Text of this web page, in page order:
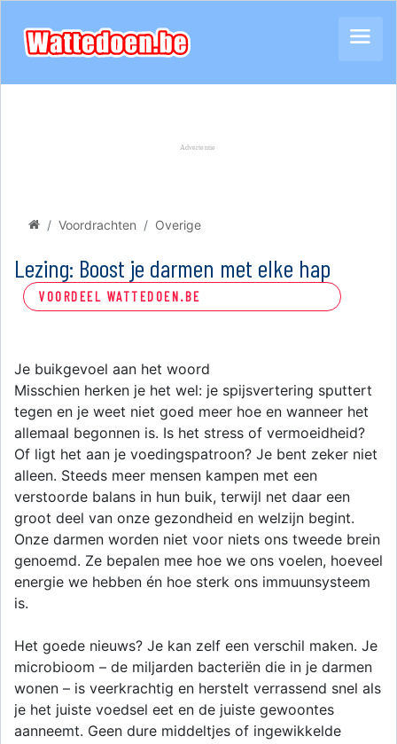
Voordrachten Overige
Lezing: Boost je darmen met elke hap
VOORDEEL WATTEDOEN.BE
Je buikgevoel aan het woord
Misschien herken je het wel: je spijsvertering sputtert
tegen en je weet niet goed meer hoe en wanneer het
allemaal begonnen is. Is het stress of vermoeidheid?
Of ligt het aan je voedingspatroon? Je bent zeker niet
alleen. Steeds meer mensen kampen met een
verstoorde balans in hun buik, terwijl net daar een
groot deel van onze gezondheid en welzijn begint.
Onze darmen worden niet voor niets ons tweede brein
genoemd. Ze bepalen mee hoe we ons voelen, hoeveel
energie we hebben én hoe sterk ons immuunsysteem
is.
Het goede nieuws? Je kan zelf een verschil maken. Je
microbioom – de miljarden bacteriën die in je darmen
wonen – is veerkrachtig en herstelt verrassend snel als
je het juiste voedsel eet en de juiste gewoontes
aanneemt. Geen dure middeltjes of ingewikkelde